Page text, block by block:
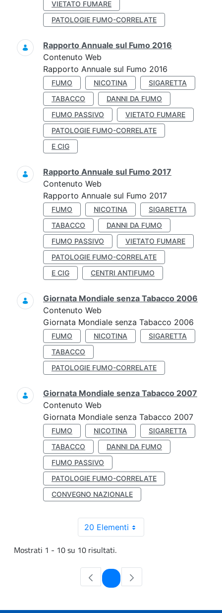
VIETATO FUMARE
PATOLOGIE FUMO-CORRELATE
Rapporto Annuale sul Fumo 2016
Contenuto Web
Rapporto Annuale sul Fumo 2016
FUMO NICOTINA
SIGARETTA
TABACCO
DANNI DA FUMO
FUMO PASSIVO
VIETATO FUMARE
PATOLOGIE FUMO-CORRELATE
E CIG
Rapporto Annuale sul Fumo 2017
Contenuto Web
Rapporto Annuale sul Fumo 2017
FUMO NICOTINA
SIGARETTA
TABACCO
DANNI DA FUMO
FUMO PASSIVO
VIETATO FUMARE
PATOLOGIE FUMO-CORRELATE
E CIG
CENTRI ANTIFUMO
Giornata Mondiale senza Tabacco 2006
Contenuto Web
Giornata Mondiale senza Tabacco 2006
FUMO NICOTINA
SIGARETTA
TABACCO
PATOLOGIE FUMO-CORRELATE
Giornata Mondiale senza Tabacco 2007
Contenuto Web
Giornata Mondiale senza Tabacco 2007
FUMO NICOTINA
SIGARETTA
TABACCO
DANNI DA FUMO
FUMO PASSIVO
PATOLOGIE FUMO-CORRELATE
CONVEGNO NAZIONALE
20 Elementi
Mostrati 1 - 10 su 10 risultati.
Pagina